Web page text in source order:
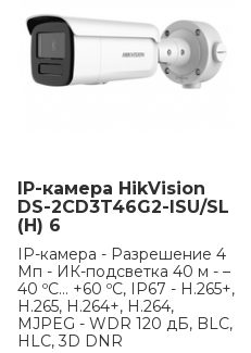
IP-камера HikVision
DS-2CD3T46G2-ISU/SL
(H) 6
IP-камера - Разрешение 4
Мп - ИК-подсветка 40 м - –
40 ºC… +60 ºC, IP67 - H.265+,
H.265, H.264+, H.264,
MJPEG - WDR 120 дБ, BLC,
HLC, 3D DNR